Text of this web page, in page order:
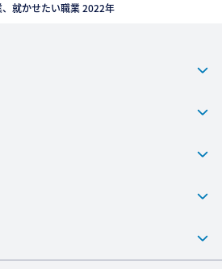
就かせたい職業 2022年